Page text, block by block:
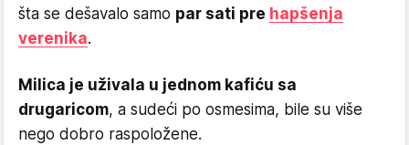
šta se dešavalo samo par sati pre hapšenja
verenika.
Milica je uživala u jednom kafiću sa
drugaricom, a sudeći po osmesima, bile su više
nego dobro raspoložene.